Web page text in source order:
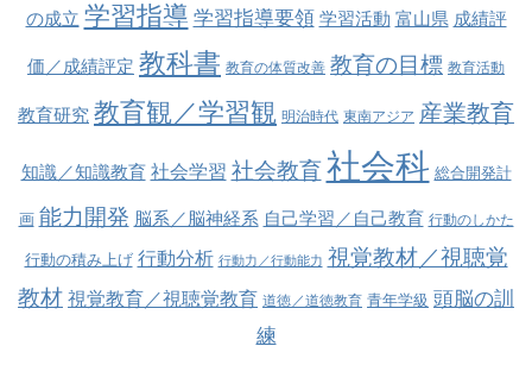
の成立 学習指導 学習指導要領 学習活動 富山県 成績評
価／成績評定 教科書 教育の体質改善 教育の目標 教育活動
教育研究 教育観／学習観 明治時代 東南アジア 産業教育
知識／知識教育 社会学習 社会教育社会科 総合開発計
画 能力開発 脳系／脳神経系 自己学習／自己教育 行動のしかた
行動の積み上げ 行動分析 行動力／行動能力 視覚教材／視聴覚
教材 視覚教育／視聴覚教育 道徳／道徳教育 青年学級 頭脳の訓
練